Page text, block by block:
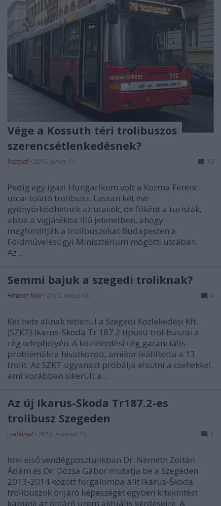
Vége a Kossuth téri trolibuszos
szerencsétlenkedésnek?
kristoof• 2015. június 11. 10
Pedig egy igazi Hungarikum volt a Kozma Ferenc
utcai tolató trolibusz. Lassan két éve
gyönyörködhetnek az utasok, de főként a turisták,
abba a vígjátékba illő jelenetben, ahogy
megfordítják a trolibuszokat Budapesten a
Földművelésügyi Minisztérium mögötti utcában.
Az…
Semmi bajuk a szegedi troliknak?
Hirtelen Miki • 2015. május 06. 6
Két hete állnak tétlenül a Szegedi Közlekedési Kft.
(SZKT) Ikarus-Skoda Tr 187.2 típusú trolibuszai a
cég telephelyén. A közlekedési cég garanciális
problémákra hivatkozott, amikor leállította a 13
trolit. Az SZKT ugyanazt próbálja elsütni a csehekkel,
ami korábban sikerült a…
Az új Ikarus-Škoda Tr187.2-es
trolibusz Szegeden
_zahnrad • 2015. március 25. 2
Idei első vendégposztunkban Dr. Németh Zoltán
Ádám és Dr. Dózsa Gábor mutatja be a Szegeden
2013-2014 között forgalomba állt Ikarus-Škoda
trolibuszok önjáró képességét egyben kitekintést
kapunk az önjáró üzem aktuális kérdéseire. A